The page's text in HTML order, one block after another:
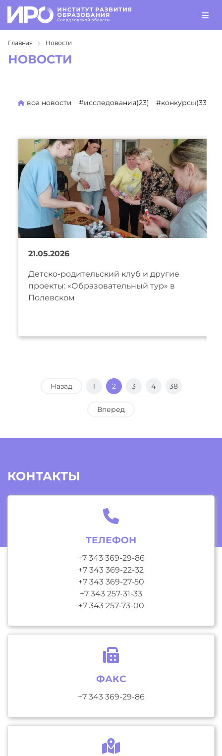
Главная Новости
НОВОСТИ
все новости #исследования(23) #конкурсы(330)
21.05.2026
Детско-родительский клуб и другие
проекты: «Образовательный тур» в
Полевском
Назад 1 2 3 4 38
Вперед
КОНТАКТЫ
ТЕЛЕФОН
+7 343 369-29-86
+7 343 369-22-32
+7 343 369-27-50
+7 343 257-31-33
+7 343 257-73-00
ФАКС
+7 343 369-29-86